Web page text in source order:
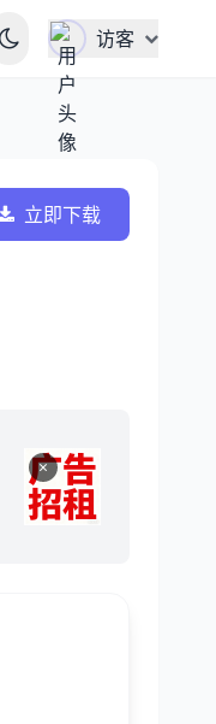
访客
立即下载
×